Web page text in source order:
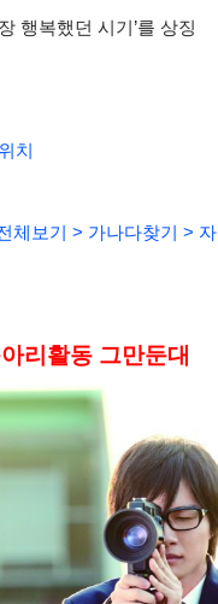
행복했던 시기 ’를 상징
치
체보기 > 가나다찾기 > 자
리활동 그만둔대